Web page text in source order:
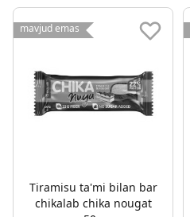
mavjud emas
Tiramisu ta'mi bilan bar
chikalab chika nougat